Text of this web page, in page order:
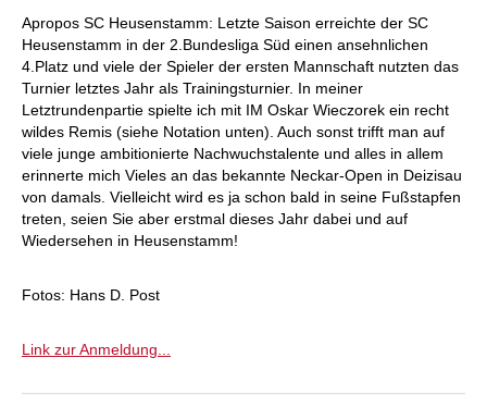
Apropos SC Heusenstamm: Letzte Saison erreichte der SC
Heusenstamm in der 2.Bundesliga Süd einen ansehnlichen
4.Platz und viele der Spieler der ersten Mannschaft nutzten das
Turnier letztes Jahr als Trainingsturnier. In meiner
Letztrundenpartie spielte ich mit IM Oskar Wieczorek ein recht
wildes Remis (siehe Notation unten). Auch sonst trifft man auf
viele junge ambitionierte Nachwuchstalente und alles in allem
erinnerte mich Vieles an das bekannte Neckar-Open in Deizisau
von damals. Vielleicht wird es ja schon bald in seine Fußstapfen
treten, seien Sie aber erstmal dieses Jahr dabei und auf
Wiedersehen in Heusenstamm!
Fotos: Hans D. Post
Link zur Anmeldung...